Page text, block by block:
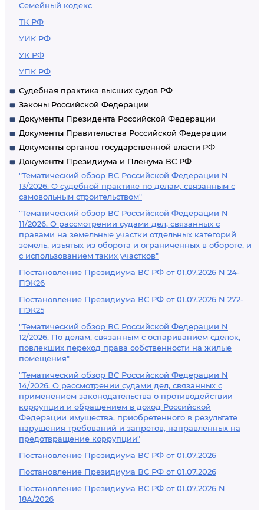
Семейный кодекс
ТК РФ
УИК РФ
УК РФ
УПК РФ
Судебная практика высших судов РФ
Законы Российской Федерации
Документы Президента Российской Федерации
Документы Правительства Российской Федерации
Документы органов государственной власти РФ
Документы Президиума и Пленума ВС РФ
"Тематический обзор ВС Российской Федерации N
13/2026. О судебной практике по делам, связанным с
самовольным строительством"
"Тематический обзор ВС Российской Федерации N
11/2026. О рассмотрении судами дел, связанных с
правами на земельные участки отдельных категорий
земель, изъятых из оборота и ограниченных в обороте, и
с использованием таких участков"
Постановление Президиума ВС РФ от 01.07.2026 N 24-
ПЭК26
Постановление Президиума ВС РФ от 01.07.2026 N 272-
ПЭК25
"Тематический обзор ВС Российской Федерации N
12/2026. По делам, связанным с оспариванием сделок,
повлекших переход права собственности на жилые
помещения"
"Тематический обзор ВС Российской Федерации N
14/2026. О рассмотрении судами дел, связанных с
применением законодательства о противодействии
коррупции и обращением в доход Российской
Федерации имущества, приобретенного в результате
нарушения требований и запретов, направленных на
предотвращение коррупции"
Постановление Президиума ВС РФ от 01.07.2026
Постановление Президиума ВС РФ от 01.07.2026
Постановление Президиума ВС РФ от 01.07.2026 N
18А/2026